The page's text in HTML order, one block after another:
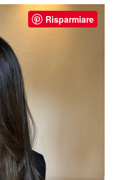
Risparmiare